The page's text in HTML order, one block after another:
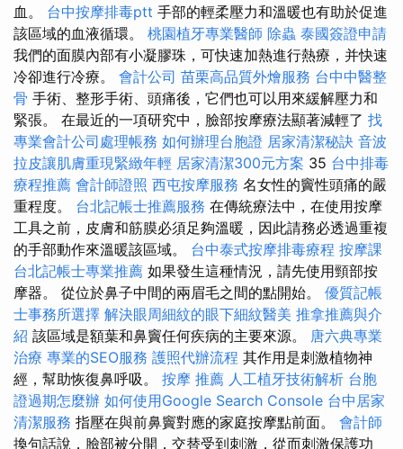
血。 台中按摩排毒ptt 手部的輕柔壓力和溫暖也有助於促進
該區域的血液循環。 桃園植牙專業醫師 除蟲 泰國簽證申請
我們的面膜內部有小凝膠珠，可快速加熱進行熱療，并快速
冷卻進行冷療。 會計公司 苗栗高品質外燴服務 台中中醫整
骨 手術、整形手術、頭痛後，它們也可以用來緩解壓力和
緊張。 在最近的一項研究中，臉部按摩療法顯著減輕了 找
專業會計公司處理帳務 如何辦理台胞證 居家清潔秘訣 音波
拉皮讓肌膚重現緊緻年輕 居家清潔300元方案 35 台中排毒
療程推薦 會計師證照 西屯按摩服務 名女性的竇性頭痛的嚴
重程度。 台北記帳士推薦服務 在傳統療法中，在使用按摩
工具之前，皮膚和筋膜必須足夠溫暖，因此請務必透過重複
的手部動作來溫暖該區域。 台中泰式按摩排毒療程 按摩課
台北記帳士專業推薦 如果發生這種情況，請先使用頸部按
摩器。 從位於鼻子中間的兩眉毛之間的點開始。 優質記帳
士事務所選擇 解決眼周細紋的眼下細紋醫美 推拿推薦與介
紹 該區域是額葉和鼻竇任何疾病的主要來源。 唐六典專業
治療 專業的SEO服務 護照代辦流程 其作用是刺激植物神
經，幫助恢復鼻呼吸。 按摩 推薦 人工植牙技術解析 台胞
證過期怎麼辦 如何使用Google Search Console 台中居家
清潔服務 指壓在與前鼻竇對應的家庭按摩點前面。 會計師
換句話說，臉部被分開，交替受到刺激，從而刺激保護功